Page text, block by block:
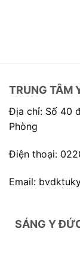
TRUNG TÂM
Địa chỉ: Số 40
Phòng
Điện thoại:
Email:
SÁNG Y